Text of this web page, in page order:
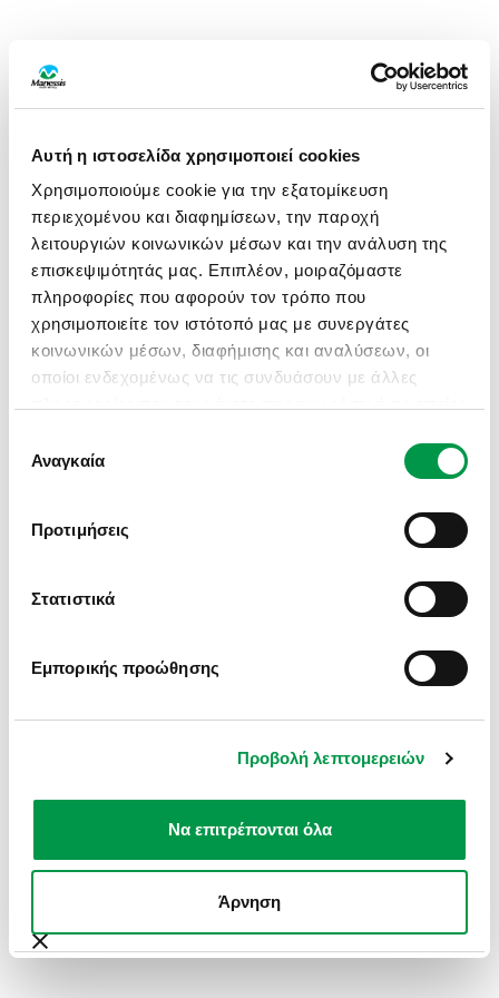
Αυτή η ιστοσελίδα χρησιμοποιεί cookies
Χρησιμοποιούμε cookie για την εξατομίκευση
περιεχομένου και διαφημίσεων, την παροχή
λειτουργιών κοινωνικών μέσων και την ανάλυση της
επισκεψιμότητάς μας. Επιπλέον, μοιραζόμαστε
πληροφορίες που αφορούν τον τρόπο που
χρησιμοποιείτε τον ιστότοπό μας με συνεργάτες
κοινωνικών μέσων, διαφήμισης και αναλύσεων, οι
οποίοι ενδεχομένως να τις συνδυάσουν με άλλες
χρήση των υπηρεσιών τους.
συγκατάθεσης
Αναγκαία
Προτιμήσεις
Στατιστικά
Εμπορικής προώθησης
Προβολή λεπτομερειών
Να επιτρέπονται όλα
Άρνηση
APPLICATION ERROR: A CLIENT-SIDE EXCEPTION HAS